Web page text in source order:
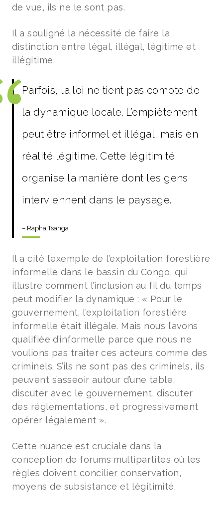
de vue, ils ne le sont pas.
Il a souligné la nécessité de faire la
distinction entre légal, illégal, légitime et
illégitime.
Parfois, la loi ne tient pas compte de
la dynamique locale. L’empiètement
peut être informel et illégal, mais en
réalité légitime. Cette légitimité
organise la manière dont les gens
interviennent dans le paysage.
– Rapha Tsanga
Il a cité l’exemple de l’exploitation forestière
informelle dans le bassin du Congo, qui
illustre comment l’inclusion au fil du temps
peut modifier la dynamique : « Pour le
gouvernement, l’exploitation forestière
informelle était illégale. Mais nous l’avons
qualifiée d’informelle parce que nous ne
voulions pas traiter ces acteurs comme des
criminels. S’ils ne sont pas des criminels, ils
peuvent s’asseoir autour d’une table,
discuter avec le gouvernement, discuter
des réglementations, et progressivement
opérer légalement ».
Cette nuance est cruciale dans la
conception de forums multipartites où les
règles doivent concilier conservation,
moyens de subsistance et légitimité.